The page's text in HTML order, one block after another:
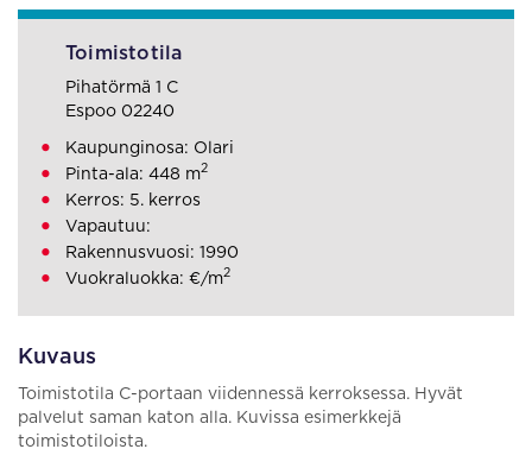
Kuvaus
Toimistotila C-portaan viidennessä kerroksessa. Hyvät
palvelut saman katon alla. Kuvissa esimerkkejä
toimistotiloista.
Toimistotila
Pihatörmä 1 C
Espoo 02240
Kaupunginosa: Olari
Pinta-ala: 448 m2
Kerros: 5. kerros
Vapautuu:
Rakennusvuosi: 1990
Vuokraluokka: €/m2